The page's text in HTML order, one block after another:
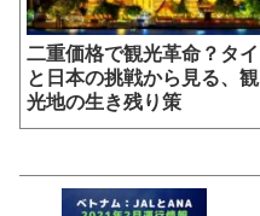
二重価格で観光革命？タイ
と日本の挑戦から見る、観
光地の生き残り策